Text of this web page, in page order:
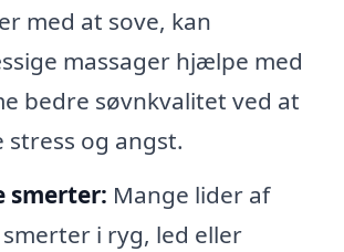
med at sove, kan
massager hjælpe med
bedre søvnkvalitet ved at
stress og angst.
smerter: Mange lider af
i ryg, led eller